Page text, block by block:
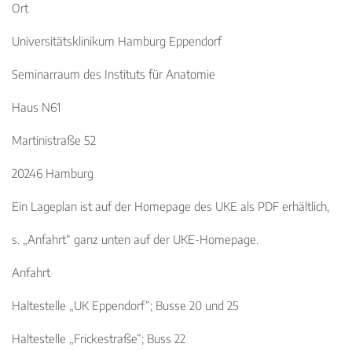
Ort
Universitätsklinikum Hamburg Eppendorf
Seminarraum des Instituts für Anatomie
Haus N61
Martinistraße 52
20246 Hamburg
Ein Lageplan ist auf der Homepage des UKE als PDF erhältlich,
s. „Anfahrt“ ganz unten auf der UKE-Homepage.
Anfahrt
Haltestelle „UK Eppendorf“; Busse 20 und 25
Haltestelle „Frickestraße“; Buss 22